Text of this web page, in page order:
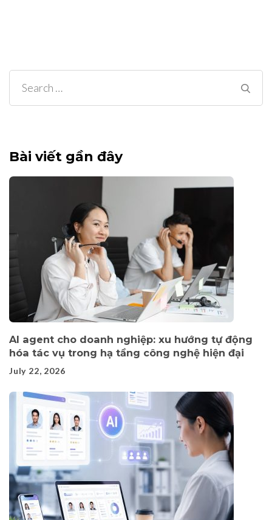
Search
for:
Bài viết gần đây
AI agent cho doanh nghiệp: xu hướng tự động
hóa tác vụ trong hạ tầng công nghệ hiện đại
July 22, 2026